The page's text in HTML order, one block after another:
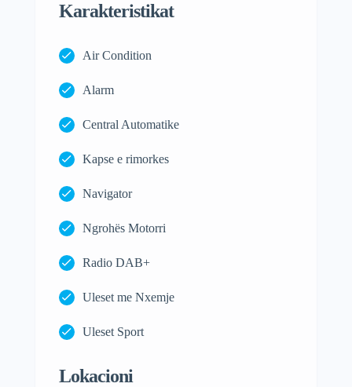
Karakteristikat
Air Condition
Alarm
Central Automatike
Kapse e rimorkes
Navigator
Ngrohës Motorri
Radio DAB+
Uleset me Nxemje
Uleset Sport
Lokacioni